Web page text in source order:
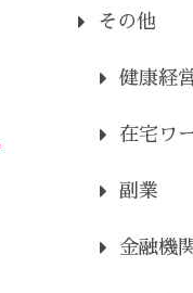
その他
健康経
在宅ワ
副業
金融機